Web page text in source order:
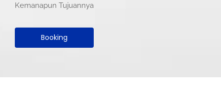
Kemanapun Tujuannya
Booking